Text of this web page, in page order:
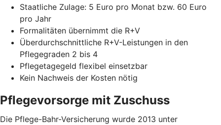
Staatliche Zulage: 5 Euro pro Monat bzw. 60 Euro
pro Jahr
Formalitäten übernimmt die R+V
Überdurchschnittliche R+V-Leistungen in den
Pflegegraden 2 bis 4
Pflegetagegeld flexibel einsetzbar
Kein Nachweis der Kosten nötig
Pflegevorsorge mit Zuschuss
Die Pflege-Bahr-Versicherung wurde 2013 unter